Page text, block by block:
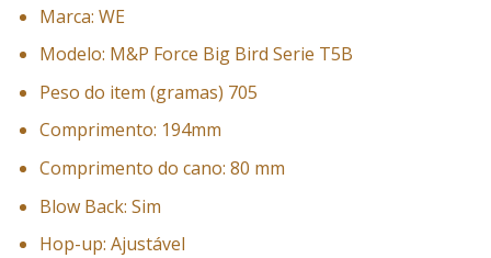
Marca: WE
Modelo: M&P Force Big Bird Serie T5B
Peso do item (gramas) 705
Comprimento: 194mm
Comprimento do cano: 80 mm
Blow Back: Sim
Hop-up: Ajustável